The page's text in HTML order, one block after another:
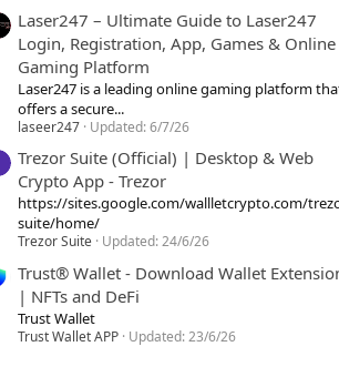
Laser247 – Ultimate Guide to Laser247
Login, Registration, App, Games & Online
Gaming Platform
Laser247 is a leading online gaming platform
offers a secure...
laseer247 Updated:6/7/26
Trezor Suite (Official) | Desktop & Web
Crypto App - Trezor
https://sites.google.com/wallletcrypto.com/
suite/home/
Trezor Suite Updated:24/6/26
Trust® Wallet - Download Wallet
| NFTs and DeFi
Trust Wallet
Trust Wallet APP Updated:23/6/26